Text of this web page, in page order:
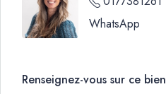
WhatsApp
Renseignez-vous sur ce bien